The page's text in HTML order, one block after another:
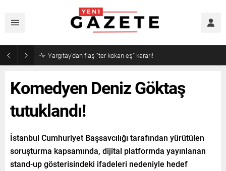
Narin cinayetinde amcadan olay mektup!
Komedyen Deniz Göktaş
tutuklandı!
İstanbul Cumhuriyet Başsavcılığı tarafından yürütülen
soruşturma kapsamında, dijital platformda yayınlanan
stand-up gösterisindeki ifadeleri nedeniyle hedef